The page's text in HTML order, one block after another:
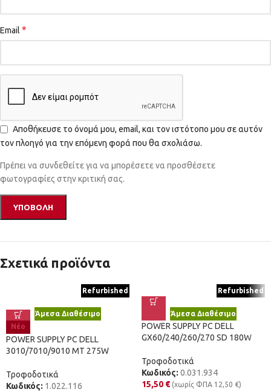
Email *
Αποθήκευσε το όνομά μου, email, και τον ιστότοπο μου σε αυτόν
τον πλοηγό για την επόμενη φορά που θα σχολιάσω.
Πρέπει να συνδεθείτε για να μπορέσετε να προσθέσετε
φωτογραφίες στην κριτική σας.
Σχετικά προϊόντα
Refurbished
Άμεσα Διαθέσιμο
Νέο
POWER SUPPLY PC DELL
3010/7010/9010 MT 275W
Τροφοδοτικά
Κωδικός: 1.022.116
Refurbished
Άμεσα Διαθέσιμο
POWER SUPPLY PC DELL
GX60/240/260/270 SD 180W
Τροφοδοτικά
Κωδικός: 0.031.934
15,50 € (χωρίς ΦΠΑ 12,50 €)